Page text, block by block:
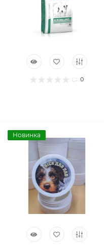
0
Новинка